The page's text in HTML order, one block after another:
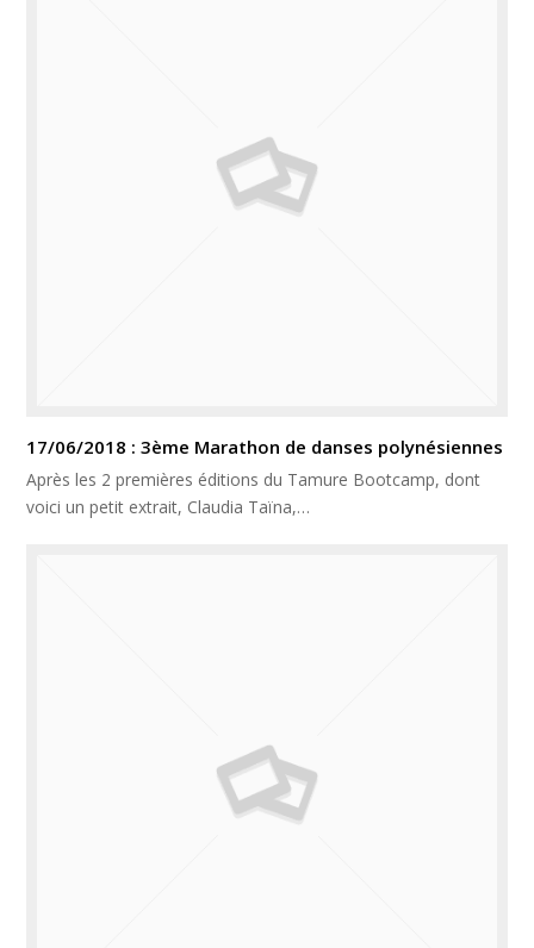
17/06/2018 : 3ème Marathon de danses polynésiennes
Après les 2 premières éditions du Tamure Bootcamp, dont
voici un petit extrait, Claudia Taïna,…